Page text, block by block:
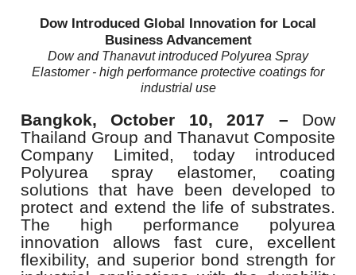
Dow Introduced Global Innovation for Local
Business Advancement
Dow and Thanavut introduced Polyurea Spray
Elastomer - high performance protective coatings for
industrial use
Bangkok, October 10,2017 – Dow
Thailand Group and Thanavut Composite
Company Limited, today introduced
Polyurea spray elastomer, coating
solutions that have been developed to
protect and extend the life of substrates.
The high performance polyurea
innovation allows fast cure, excellent
flexibility, and superior bond strength for